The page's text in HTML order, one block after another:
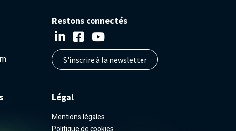
Restons connectés
S'inscrire à la newsletter
Légal
Mentions légales
Politique de cookies